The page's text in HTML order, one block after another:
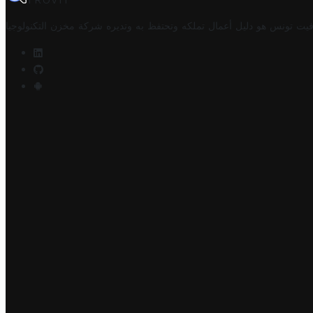
تونس هو دليل أعمال تملكه وتحتفظ به وتديره شركة مخزن التكنولوجيا